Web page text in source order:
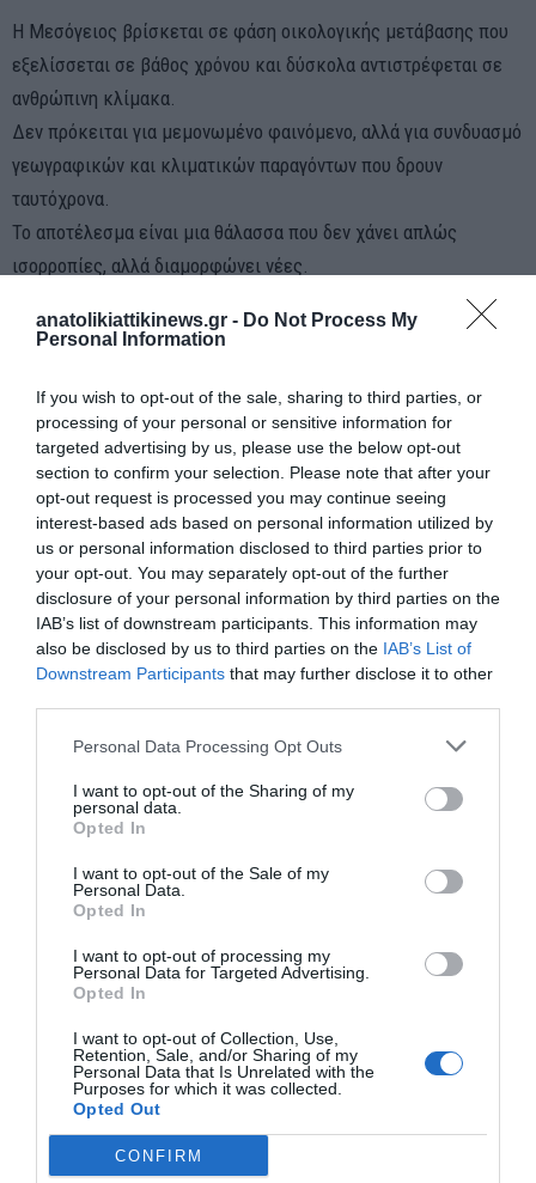
anatolikiattikinews.gr - Do Not Process My
Personal Information
If you wish to opt-out of the sale, sharing to third parties, or
processing of your personal or sensitive information for
targeted advertising by us, please use the below opt-out
section to confirm your selection. Please note that after your
opt-out request is processed you may continue seeing
interest-based ads based on personal information utilized by
us or personal information disclosed to third parties prior to
your opt-out. You may separately opt-out of the further
disclosure of your personal information by third parties on the
IAB’s list of downstream participants. This information may
also be disclosed by us to third parties on the IAB’s List of
Downstream Participants that may further disclose it to other
Personal Data Processing Opt Outs
I want to opt-out of the Sharing of my
personal data.
Opted In
I want to opt-out of the Sale of my
Personal Data.
Opted In
I want to opt-out of processing my
Personal Data for Targeted Advertising.
Opted In
I want to opt-out of Collection, Use,
Retention, Sale, and/or Sharing of my
Personal Data that Is Unrelated with the
Purposes for which it was collected.
Opted Out
CONFIRM
Η Μεσόγειος βρίσκεται σε φάση οικολογικής μετάβασης που
εξελίσσεται σε βάθος χρόνου και δύσκολα αντιστρέφεται σε
ανθρώπινη κλίμακα.
Δεν πρόκειται για μεμονωμένο φαινόμενο, αλλά για συνδυασμό
γεωγραφικών και κλιματικών παραγόντων που δρουν
ταυτόχρονα.
Το αποτέλεσμα είναι μια θάλασσα που δεν χάνει απλώς
ισορροπίες, αλλά διαμορφώνει νέες.
Υ.Γ. Ο λαγοκέφαλος αποτελεί το πιο
ορατό σημάδι μιας ευρύτερης
διαδικασίας που ήδη βρίσκεται σε
εξέλιξη.
Η Μεσόγειος δεν δέχεται απλώς εισβολές
ταυτότητα.
διάσταση. Η πολιτεία άργησε σημαντικά να αναγνωρίσει το
μέγεθος του προβλήματος και να λάβει ουσιαστικά μέτρα
πρόληψης και περιορισμού.